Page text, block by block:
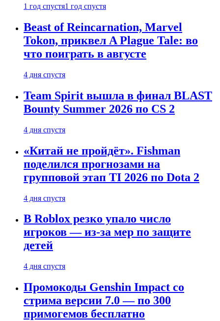
1 год спустя1 год спустя
Beast of Reincarnation, Marvel
Tokon, приквел A Plague Tale: во
что поиграть в августе
4 дня спустя
Team Spirit вышла в финал BLAST
Bounty Summer 2026 по CS 2
4 дня спустя
«Китай не пройдёт». Fishman
поделился прогнозами на
групповой этап TI 2026 по Dota 2
4 дня спустя
В Roblox резко упало число
игроков — из-за мер по защите
детей
4 дня спустя
Промокоды Genshin Impact со
стрима версии 7.0 — по 300
примогемов бесплатно